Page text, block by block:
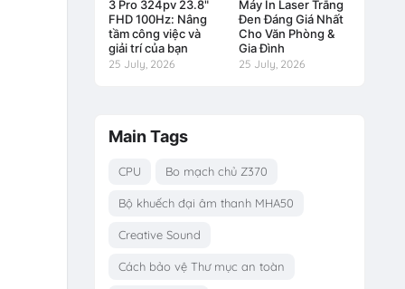
3 Pro 324pv 23.8"
FHD 100Hz: Nâng
tầm công việc và
giải trí của bạn
25 July, 2026
Máy In Laser Trắng
Đen Đáng Giá Nhất
Cho Văn Phòng &
Gia Đình
25 July, 2026
Main Tags
CPU Bo mạch chủ Z370
Bộ khuếch đại âm thanh MHA50
Creative Sound
Cách bảo vệ Thư mục an toàn